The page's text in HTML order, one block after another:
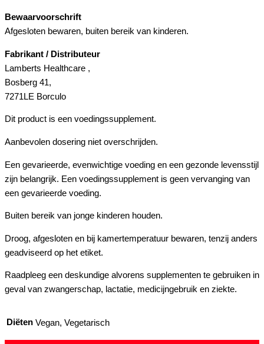
Bewaarvoorschrift
Afgesloten bewaren, buiten bereik van kinderen.
Fabrikant / Distributeur
Lamberts Healthcare ,
Bosberg 41,
7271LE Borculo
Dit product is een voedingssupplement.
Aanbevolen dosering niet overschrijden.
Een gevarieerde, evenwichtige voeding en een gezonde levensstijl
zijn belangrijk. Een voedingssupplement is geen vervanging van
een gevarieerde voeding.
Buiten bereik van jonge kinderen houden.
Droog, afgesloten en bij kamertemperatuur bewaren, tenzij anders
geadviseerd op het etiket.
Raadpleeg een deskundige alvorens supplementen te gebruiken in
geval van zwangerschap, lactatie, medicijngebruik en ziekte.
Diëten Vegan, Vegetarisch